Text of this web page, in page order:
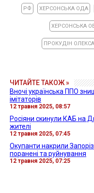
РФ ХЕРСОНСЬКА ОДА
ХЕРСОНСЬКА
ПРОКУДІН
ЧИТАЙТЕ ТАКОЖ »
Вночі українська ППО
імітаторів
12 травня 2025, 08:57
Росіяни скинули КАБ на
жителі
12 травня 2025, 07:45
Окупанти накрили
поранені та руйнування
12 травня 2025, 07:25